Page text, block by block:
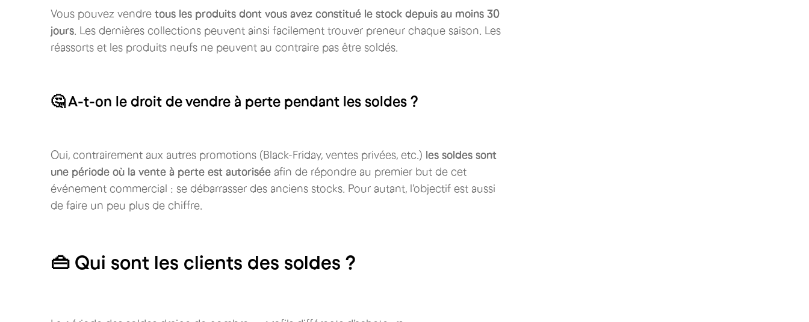
Vous pouvez vendre tous les produits dont vous avez constitué le stock depuis au moins 30
jours. Les dernières collections peuvent ainsi facilement trouver preneur chaque saison. Les
réassorts et les produits neufs ne peuvent au contraire pas être soldés.
🤔 A-t-on le droit de vendre à perte pendant les soldes ?
Oui, contrairement aux autres promotions (Black-Friday, ventes privées, etc.) les soldes sont
une période où la vente à perte est autorisée afin de répondre au premier but de cet
événement commercial : se débarrasser des anciens stocks. Pour autant, l’objectif est aussi
de faire un peu plus de chiffre.
👜 Qui sont les clients des soldes ?